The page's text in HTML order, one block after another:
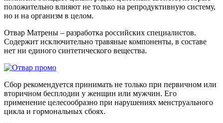
положительно влияют не только на репродуктивную систему,
но и на организм в целом.
Отвар Матрены – разработка российских специалистов.
Содержит исключительно травяные компоненты, в составе
нет ни единого синтетического вещества.
Сбор рекомендуется принимать не только при первичном или
вторичном бесплодии у женщин или мужчин. Его
применение целесообразно при нарушениях менструального
цикла и гормональных сбоях.